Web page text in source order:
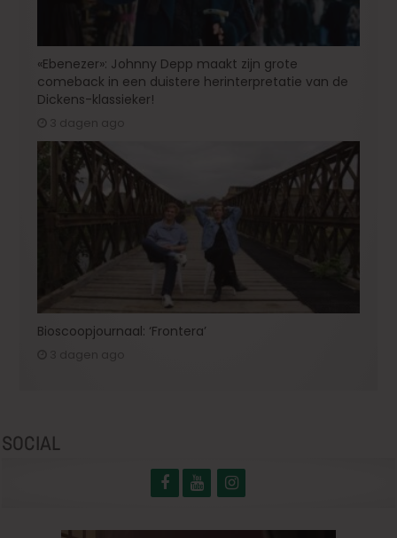
«Ebenezer»: Johnny Depp maakt zijn grote
comeback in een duistere herinterpretatie van de
Dickens-klassieker!
3 dagen ago
Bioscoopjournaal: ‘Frontera’
SOCIAL